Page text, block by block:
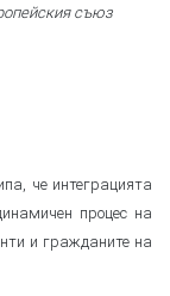
съюз
че интеграцията
процес на
и гражданите на